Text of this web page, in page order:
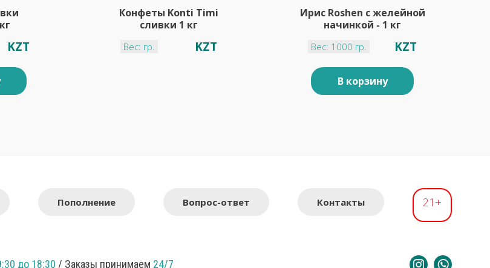
KZT
Конфеты Konti Timi
сливки 1 кг
Вес: гр. KZT
Ирис Roshen с желейной
начинкой - 1 кг
Вес: 1000 гр. KZT
В корзину
Пополнение Вопрос-ответ Контакты 21+
до 18:30 / Заказы принимаем 24/7